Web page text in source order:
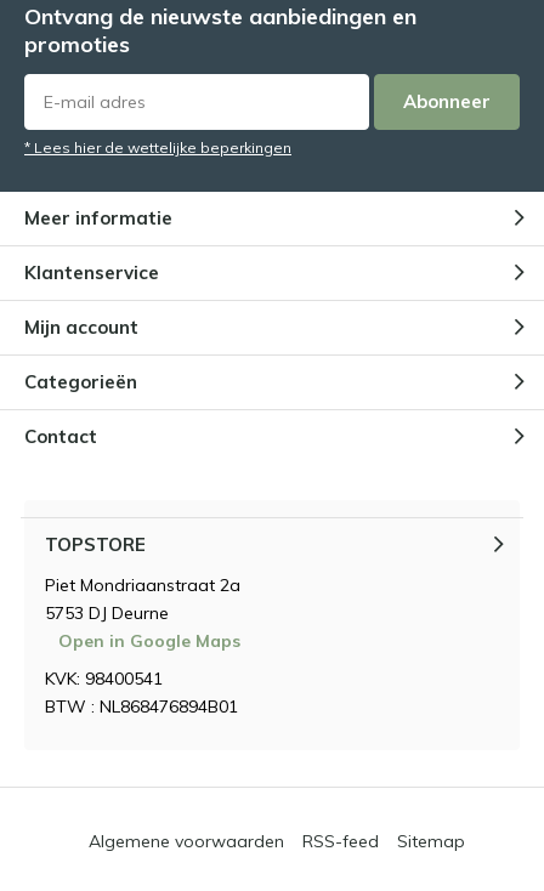
Ontvang de nieuwste aanbiedingen en
promoties
Abonneer
* Lees hier de wettelijke beperkingen
Meer informatie
Klantenservice
Mijn account
Categorieën
Contact
TOPSTORE
Piet Mondriaanstraat 2a
5753 DJ Deurne
Open in Google Maps
KVK: 98400541
BTW : NL868476894B01
Algemene voorwaarden RSS-feed Sitemap